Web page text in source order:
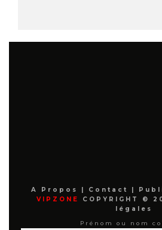
A Propos Contact
VIPZONE
COPYRIGHT ©
légales
Prénom ou nom